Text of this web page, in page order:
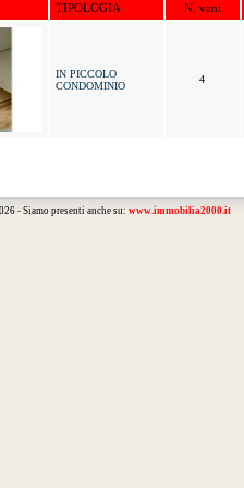
TIPOLOGIA N. vani
IN PICCOLO
CONDOMINIO
4
- Siamo presenti anche su: www.immobilia2000.it